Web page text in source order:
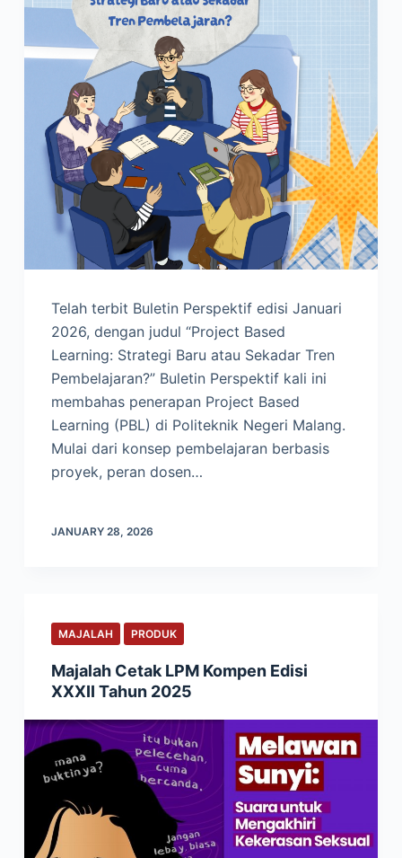
Telah terbit Buletin Perspektif edisi Januari
2026, dengan judul “Project Based
Learning: Strategi Baru atau Sekadar Tren
Pembelajaran?” Buletin Perspektif kali ini
membahas penerapan Project Based
Learning (PBL) di Politeknik Negeri Malang.
Mulai dari konsep pembelajaran berbasis
proyek, peran dosen…
JANUARY 28, 2026
MAJALAH PRODUK
Majalah Cetak LPM Kompen Edisi
XXXII Tahun 2025